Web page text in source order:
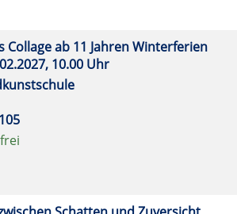
Collage ab 11 Jahren Winterferien
10.00 Uhr